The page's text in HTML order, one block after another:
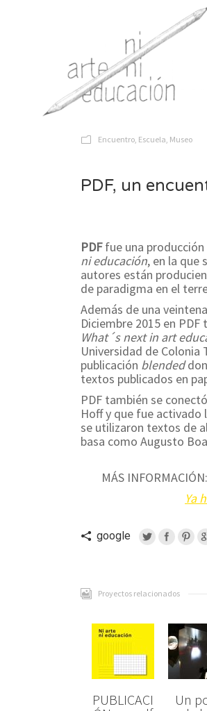
Encuentro, Escuela, Museo
PDF, un
PDFfue una producción
ni educación, en la que
autores están
de paradigma en el
Además de una
Diciembre 2015 en
What´s next in art
Universidad de Colonia
publicación blended
textos publicados en
PDF también se
Hoff y que fue activado
se utilizaron textos de
basa como Augusto
MÁS INFORMACIÓN:
Ya
google
Proyectos relacionados
PUBLICACI
Un